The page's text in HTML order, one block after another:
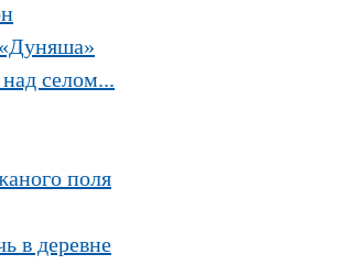
селом...
поля
в деревне